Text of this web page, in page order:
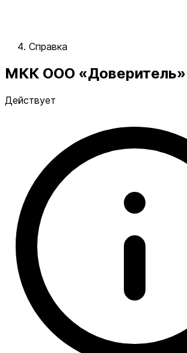
Справка
МКК ООО «Доверитель»
Действует